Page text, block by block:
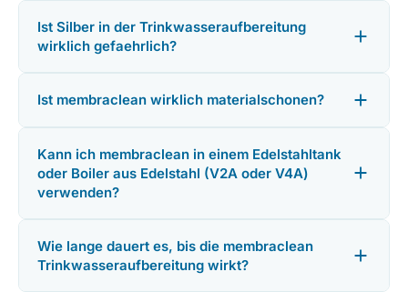
Ist Silber in der Trinkwasseraufbereitung
wirklich gefaehrlich?
Ist membraclean wirklich materialschonen?
Kann ich membraclean in einem Edelstahltank
oder Boiler aus Edelstahl (V2A oder V4A)
verwenden?
Wie lange dauert es, bis die membraclean
Trinkwasseraufbereitung wirkt?